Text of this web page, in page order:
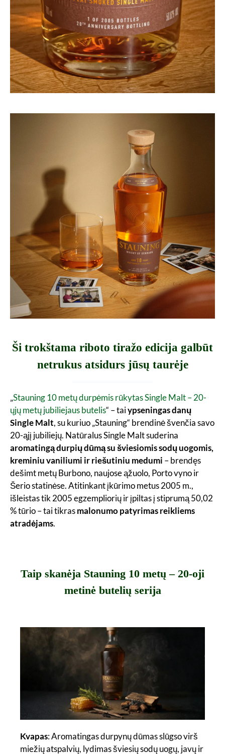
Ši trokštama riboto tiražo edicija galbūt
netrukus atsidurs jūsų taurėje
„Stauning 10 metų durpėmis rūkytas Single Malt – 20-
ųjų metų jubiliejaus butelis“ – taiypseningas danų
Single Malt, su kuriuo „Stauning“ brendinė švenčia savo
20-ąjį jubiliejų. Natūralus Single Malt suderina
aromatingą durpių dūmą su šviesiomis sodų uogomis,
kreminiu vaniliumi ir riešutiniu medumi – brendęs
dešimt metų Burbono, naujose ąžuolo, Porto vyno ir
Šerio statinėse. Atitinkant įkūrimo metus 2005 m.,
išleistas tik 2005 egzempliorių ir įpiltas į stiprumą 50,02
% tūrio – tai tikrasmalonumo patyrimas reikliems
atradėjams.
Taip skanėja Stauning 10 metų – 20-oji
metinė butelių serija
Kvapas: Aromatingas durpynų dūmas slūgso virš
miežių atspalvių, lydimas šviesių sodų uogų, javų ir